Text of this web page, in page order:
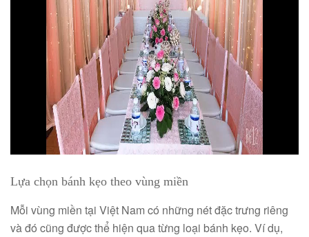
Lựa chọn bánh kẹo theo vùng miền
Mỗi vùng miền tại Việt Nam có những nét đặc trưng riêng
và đó cũng được thể hiện qua từng loại bánh kẹo. Ví dụ,